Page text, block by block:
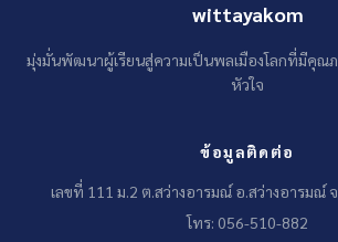
wittayakom
มุ่งมั่นพัฒนาผู้เรียนสู่ความเป็นพลเมืองโลกที่มีคุณ
หัวใจ
ข้อมูลติดต่อ
เลขที่ 111 ม.2 ต.สว่างอารมณ์ อ.สว่างอารมณ์
โทร: 056-510-882